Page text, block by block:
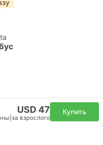
USD 47
за взрослого
Купить